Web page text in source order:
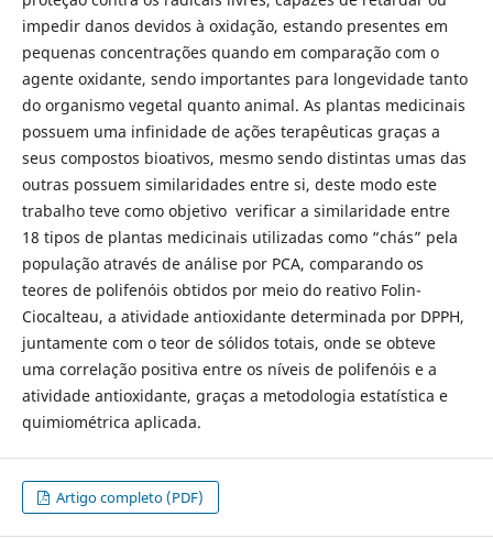
impedir danos devidos à oxidação, estando presentes em
pequenas concentrações quando em comparação com o
agente oxidante, sendo importantes para longevidade tanto
do organismo vegetal quanto animal. As plantas medicinais
possuem uma infinidade de ações terapêuticas graças a
seus compostos bioativos, mesmo sendo distintas umas das
outras possuem similaridades entre si, deste modo este
trabalho teve como objetivo verificar a similaridade entre
18 tipos de plantas medicinais utilizadas como “chás” pela
população através de análise por PCA, comparando os
teores de polifenóis obtidos por meio do reativo Folin-
Ciocalteau, a atividade antioxidante determinada por DPPH,
juntamente com o teor de sólidos totais, onde se obteve
uma correlação positiva entre os níveis de polifenóis e a
atividade antioxidante, graças a metodologia estatística e
quimiométrica aplicada.
Artigo completo (PDF)